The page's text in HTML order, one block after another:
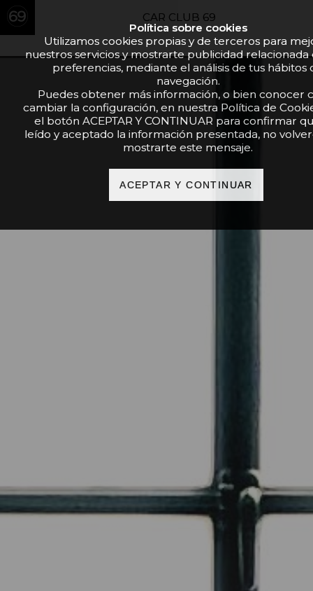
CAR CLUB 69
Política sobre cookies
Utilizamos cookies propias y de terceros para
nuestros servicios y mostrarte publicidad relacionada
preferencias, mediante el análisis de tus hábitos
navegación.
Puedes obtener más información, o bien conocer
cambiar la configuración, en nuestra Política de
el botón ACEPTAR Y CONTINUAR para confirmar
leído y aceptado la información presentada, no
mostrarte este mensaje.